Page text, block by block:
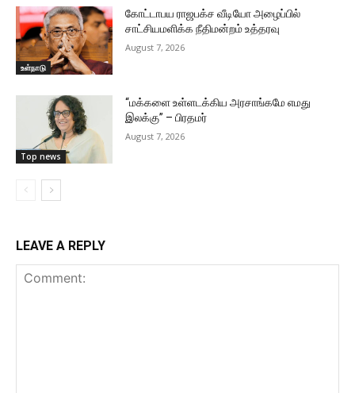
உள்நாடு
கோட்டாபய ராஜபக்ச வீடியோ அழைப்பில்
சாட்சியமளிக்க நீதிமன்றம் உத்தரவு
August 7, 2026
Top news
“மக்களை உள்ளடக்கிய அரசாங்கமே எமது
இலக்கு” – பிரதமர்
August 7, 2026
LEAVE A REPLY